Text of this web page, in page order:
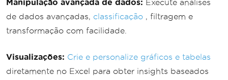
Manipulação avançada de dados: Execute análises
de dados avançadas, classificação , filtragem e
transformação com facilidade.
Visualizações: Crie e personalize gráficos e tabelas
diretamente no Excel para obter insights baseados